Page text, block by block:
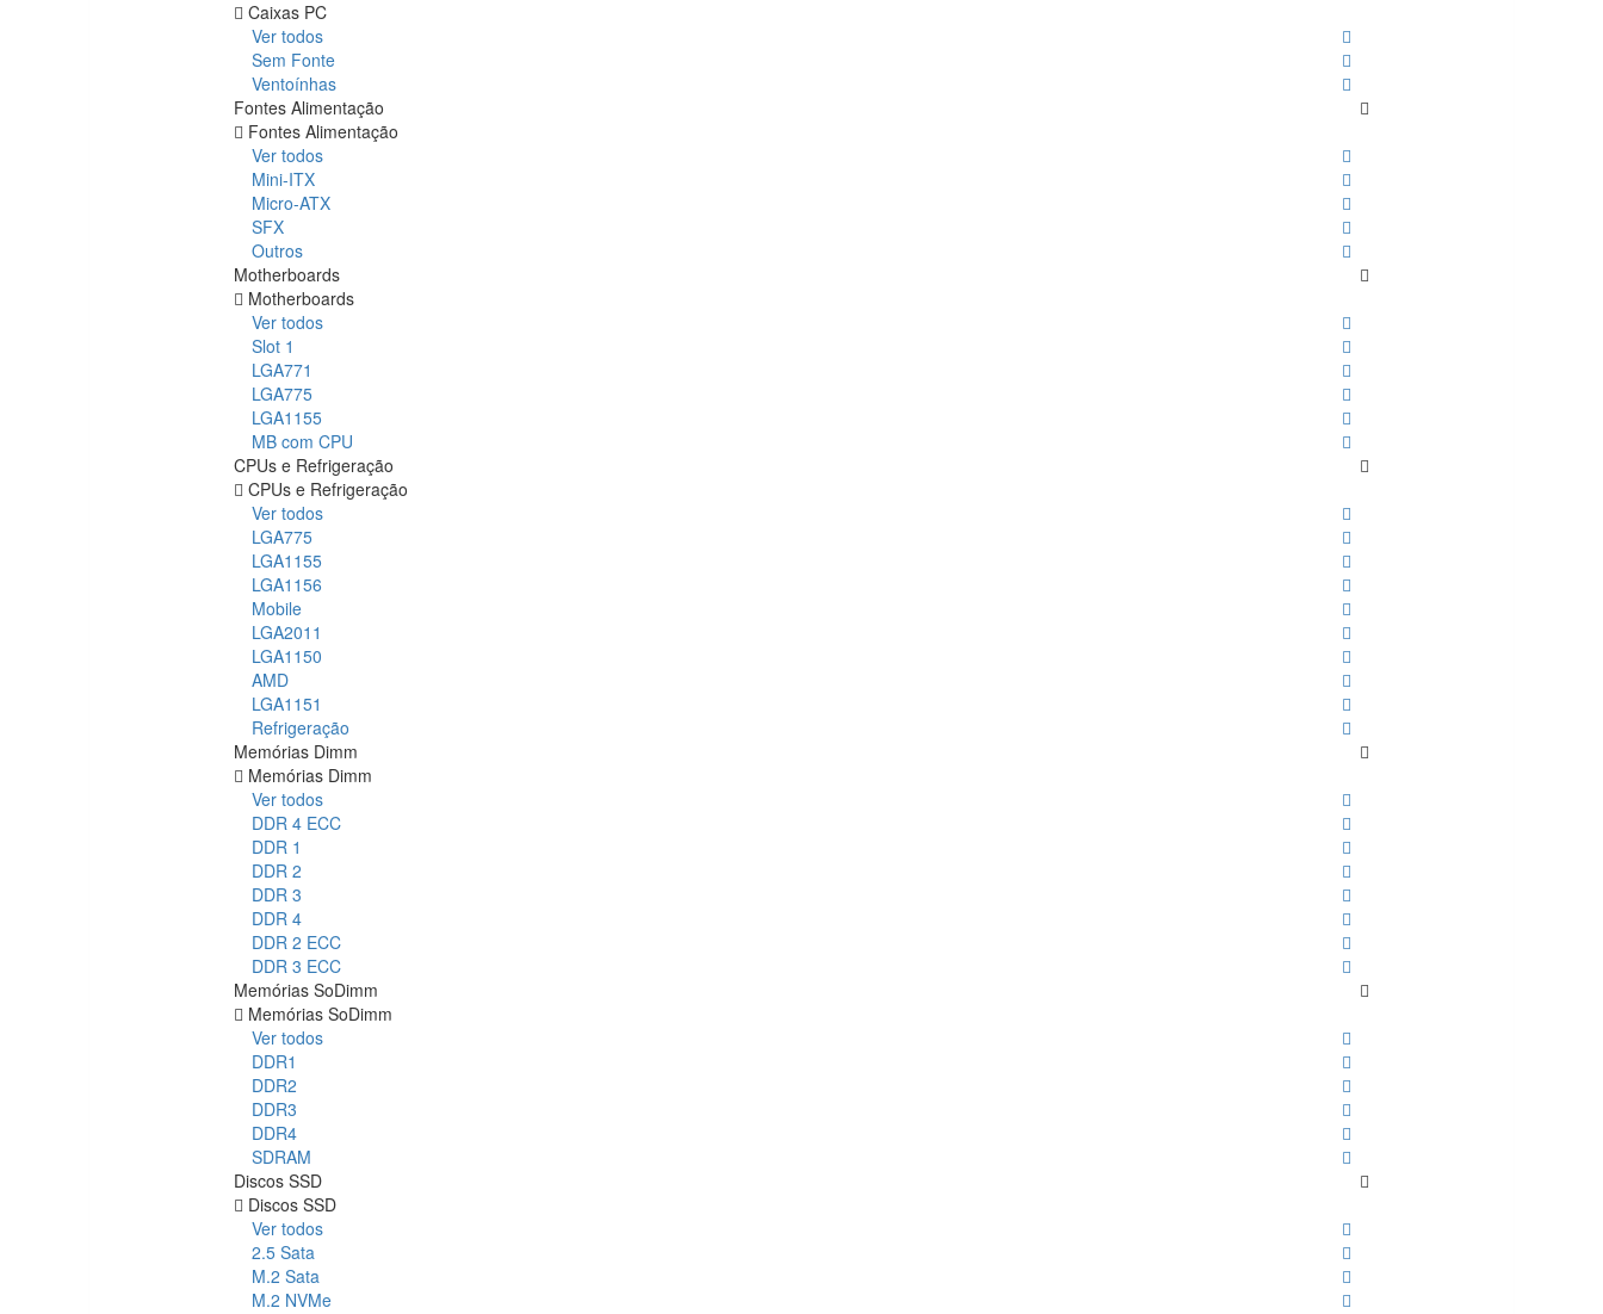
Caixas PC
Ver todos
Sem Fonte
Ventoínhas
Fontes Alimentação
Fontes Alimentação
Ver todos
Mini-ITX
Micro-ATX
SFX
Outros
Motherboards
Motherboards
Ver todos
Slot 1
LGA771
LGA775
LGA1155
MB com CPU
CPUs e Refrigeração
CPUs e Refrigeração
Ver todos
LGA775
LGA1155
LGA1156
Mobile
LGA2011
LGA1150
AMD
LGA1151
Refrigeração
Memórias Dimm
Memórias Dimm
Ver todos
DDR 4 ECC
DDR 1
DDR 2
DDR 3
DDR 4
DDR 2 ECC
DDR 3 ECC
Memórias SoDimm
Memórias SoDimm
Ver todos
DDR1
DDR2
DDR3
DDR4
SDRAM
Discos SSD
Discos SSD
Ver todos
2.5 Sata
M.2 Sata
M.2 NVMe